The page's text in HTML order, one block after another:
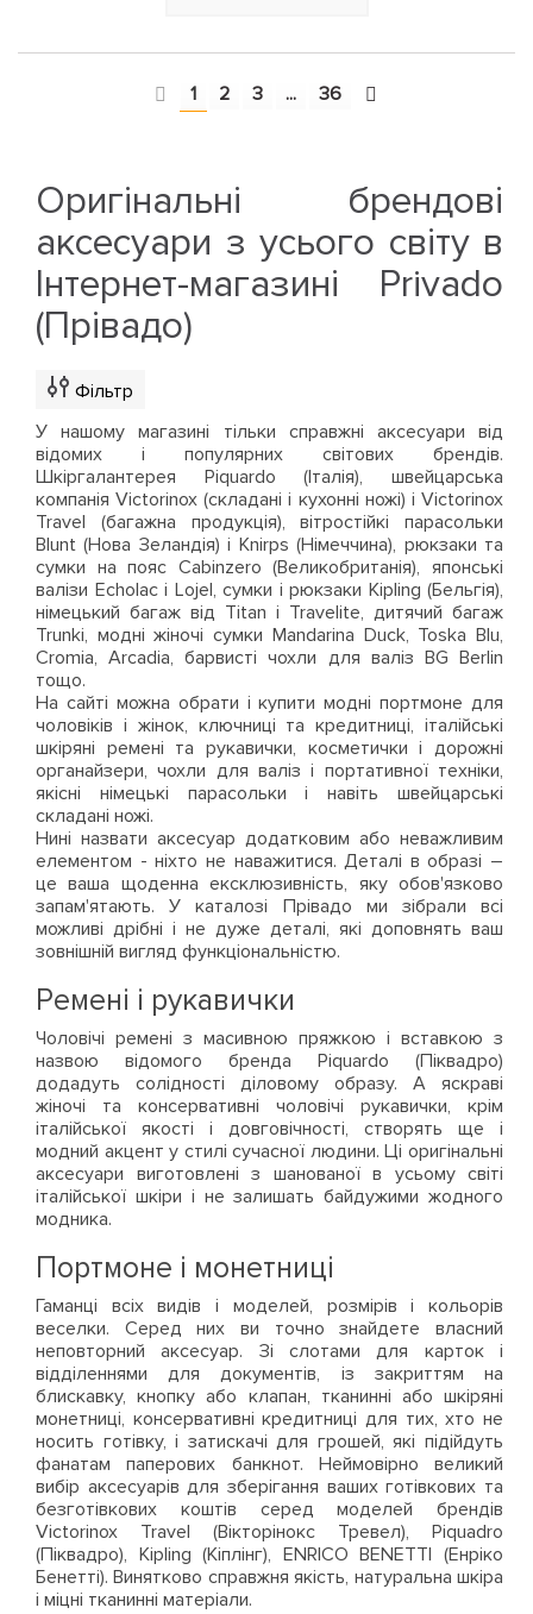
1 2 3 ... 36
Оригінальні брендові
аксесуари з усього світу в
Інтернет-магазині Privado
(Прівадо)
Фільтр
У нашому магазині тільки справжні аксесуари від
відомих і популярних світових брендів.
Шкіргалантерея Piquardo (Італія), швейцарська
компанія Victorinox (складані і кухонні ножі) і Victorinox
Travel (багажна продукція), вітростійкі парасольки
Blunt (Нова Зеландія) і Knirps (Німеччина), рюкзаки та
сумки на пояс Cabinzero (Великобританія), японські
валізи Echolac і Lojel, сумки і рюкзаки Kipling (Бельгія),
німецький багаж від Titan і Travelite, дитячий багаж
Trunki, модні жіночі сумки Mandarina Duck, Toska Blu,
Cromia, Arcadia, барвисті чохли для валіз BG Berlin
тощо.
На сайті можна обрати і купити модні портмоне для
чоловіків і жінок, ключниці та кредитниці, італійські
шкіряні ремені та рукавички, косметички і дорожні
органайзери, чохли для валіз і портативної техніки,
якісні німецькі парасольки і навіть швейцарські
складані ножі.
Нині назвати аксесуар додатковим або неважливим
елементом - ніхто не наважитися. Деталі в образі –
це ваша щоденна ексклюзивність, яку обов'язково
запам'ятають. У каталозі Прівадо ми зібрали всі
можливі дрібні і не дуже деталі, які доповнять ваш
зовнішній вигляд функціональністю.
Ремені і рукавички
Чоловічі ремені з масивною пряжкою і вставкою з
назвою відомого бренда Piquardo (Піквадро)
додадуть солідності діловому образу. А яскраві
жіночі та консервативні чоловічі рукавички, крім
італійської якості і довговічності, створять ще і
модний акцент у стилі сучасної людини. Ці оригінальні
аксесуари виготовлені з шанованої в усьому світі
італійської шкіри і не залишать байдужими жодного
модника.
Портмоне і монетниці
Гаманці всіх видів і моделей, розмірів і кольорів
веселки. Серед них ви точно знайдете власний
неповторний аксесуар. Зі слотами для карток і
відділеннями для документів, із закриттям на
блискавку, кнопку або клапан, тканинні або шкіряні
монетниці, консервативні кредитниці для тих, хто не
носить готівку, і затискачі для грошей, які підійдуть
фанатам паперових банкнот. Неймовірно великий
вибір аксесуарів для зберігання ваших готівкових та
безготівкових коштів серед моделей брендів
Victorinox Travel (Вікторінокс Тревел), Piquadro
(Піквадро), Kipling (Кіплінг), ENRICO BENETTI (Енріко
Бенетті). Винятково справжня якість, натуральна шкіра
і міцні тканинні матеріали.